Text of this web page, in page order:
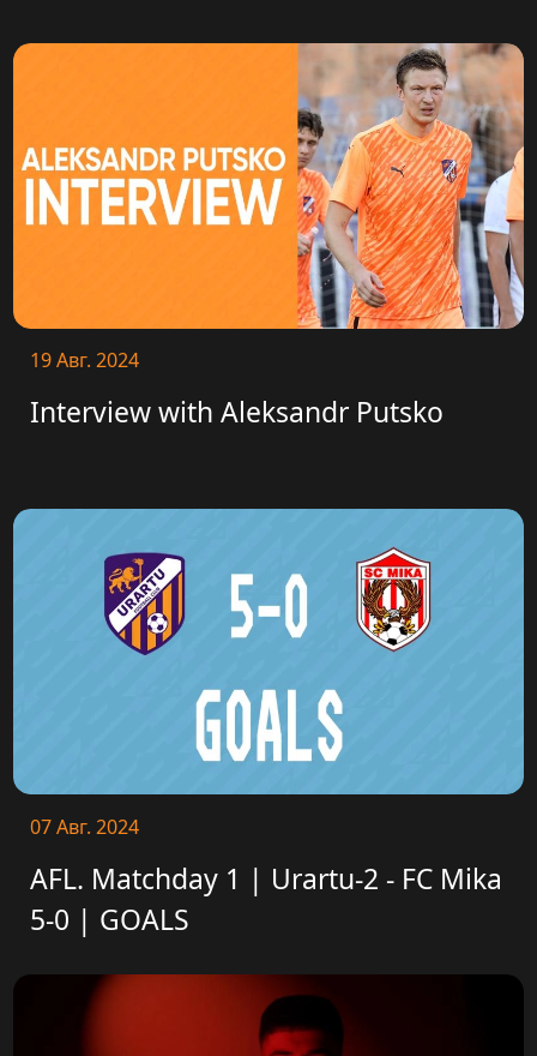
19 Авг. 2024
Interview with Aleksandr Putsko
07 Авг. 2024
AFL. Matchday 1 | Urartu-2 - FC Mika
5-0 | GOALS